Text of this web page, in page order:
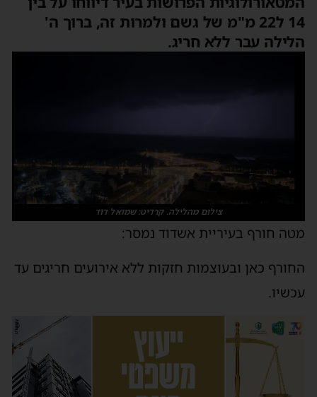
14 ל22 מ"מ של גשם ולמרות זה, ברוך ה'
הלילה עבר ללא חריג.
צילום מהלילה. קרדיט: שמואל דוד
מטה חורף בעיריית אשדוד נמסר:
החורף כאן ובעוצמות חזקות ללא אירועים חריגים עד
עכשיו.